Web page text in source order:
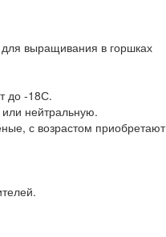
выращивания в горшках
до -18С.
нейтральную.
с возрастом приобретают